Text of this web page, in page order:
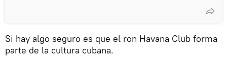
Si hay algo seguro es que el ron Havana Club forma
parte de la cultura cubana.